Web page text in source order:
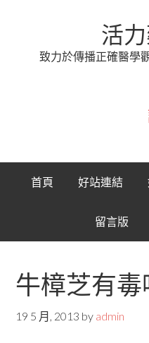
活
致力於傳播正確醫學
首頁 好站連結
留言版
牛樟芝有毒
19 5 月, 2013 by admin